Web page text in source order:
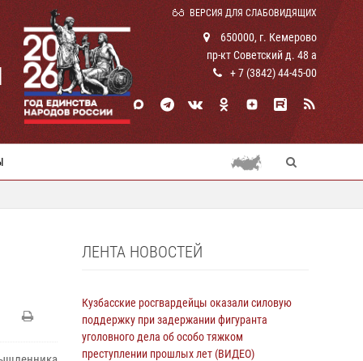
ВЕРСИЯ ДЛЯ СЛАБОВИДЯЩИХ
650000, г. Кемерово
пр-кт Советский д. 48 а
+ 7 (3842) 44-45-00
ЛЕНТА НОВОСТЕЙ
Кузбасские росгвардейцы оказали силовую
поддержку при задержании фигуранта
уголовного дела об особо тяжком
преступлении прошлых лет (ВИДЕО)